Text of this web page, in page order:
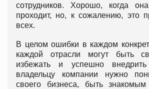
сотрудников. Хорошо, когда
проходит, но, к сожалению, это
всех.
В целом ошибки в каждом
каждой отрасли могут быть
избежать и успешно внедрить
владельцу компании нужно
своего бизнеса, быть